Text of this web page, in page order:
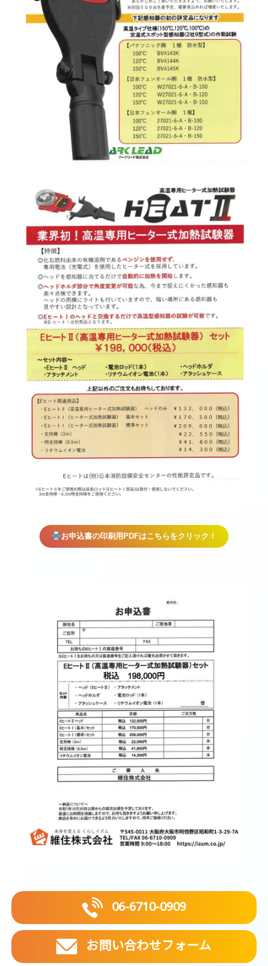
お申込書の印刷用PDFはこちらをクリック！
06-6710-0909
お問い合わせフォーム